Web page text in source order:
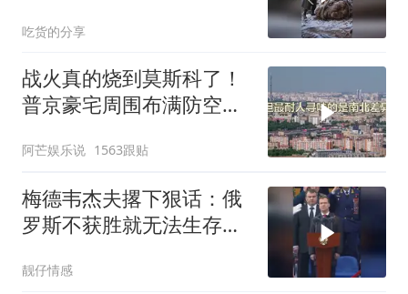
吃货的分享
战火真的烧到莫斯科了！
普京豪宅周围布满防空
阿芒娱乐说 1563跟贴
梅德韦杰夫撂下狠话：俄
罗斯不获胜就无法生存，
碎俄国
靓仔情感